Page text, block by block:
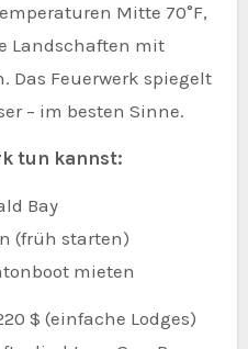
Mitte 70°F,
Landschaften mit
Das Feuerwerk spiegelt
– im besten Sinne.
tun kannst:
Bay
(früh starten)
mieten
$ (einfache Lodges)